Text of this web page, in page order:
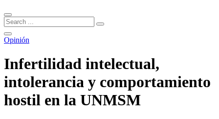
Opinión
Infertilidad intelectual,
intolerancia y comportamiento
hostil en la UNMSM